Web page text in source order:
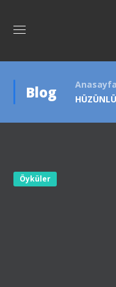
Blog Anasayfa
Öyküler